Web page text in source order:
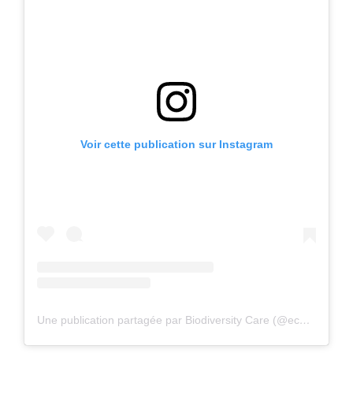
Voir cette publication sur Instagram
Une publication partagée par Biodiversity Care (@eco.volontaire)